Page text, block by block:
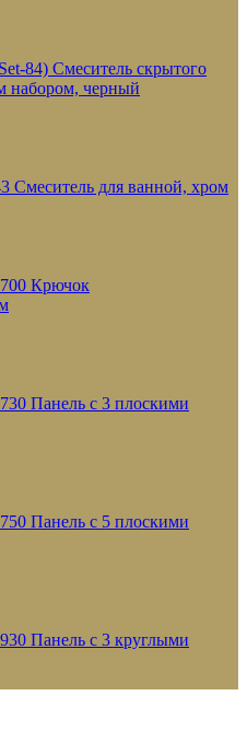
84) Смеситель скрытого
набором, черный
Смеситель для ванной, хром
Крючок
Панель с 3 плоскими
Панель с 5 плоскими
Панель с 3 круглыми